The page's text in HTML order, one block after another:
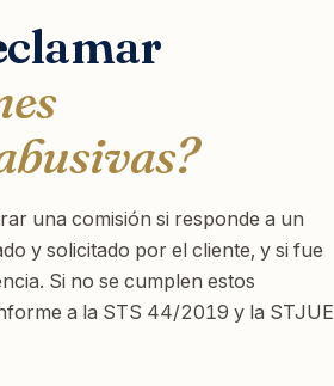
una comisión si responde a un
y solicitado por el cliente, y si fue
Si no se cumplen estos
a la STS 44/2019 y la STJUE